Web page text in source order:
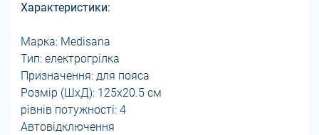
Характеристики:
Марка: Medisana
Тип: електрогрілка
Призначення: для пояса
Розмір (ШxД): 125x20.5 см
рівнів потужності: 4
Автовідключення